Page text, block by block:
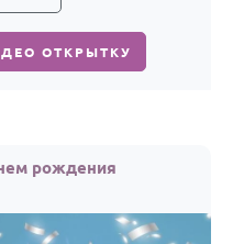
ОТКРЫТКУ
рождения